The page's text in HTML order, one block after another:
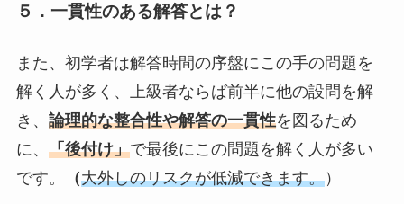
５．一貫性のある解答とは？
また、初学者は解答時間の序盤にこの手の問題を
解く人が多く、上級者ならば前半に他の設問を解
き、 論理的な整合性や解答の一貫性を図るため
に、 「後付け」で最後にこの問題を解く人が多い
です。
（大外しのリスクが低減できます。）